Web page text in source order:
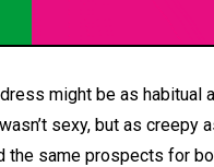
might be as habitual
sexy, but as creepy
same prospects for